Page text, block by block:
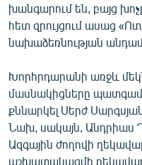
English
Русский
ՀԵՏԵՎԵՔ ՄԵԶ
խանգարում են, բայց
հետ զրույցում ասաց
նախաձեռնության
Խորհրդարանի առջև
մասնակիցները
քննարկել Սերժ
Նախ, սակայն, Անդրիաս
Ազգային ժողովի
աշխատակազմի